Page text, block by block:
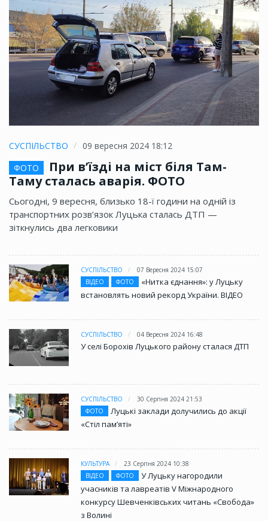
СУСПІЛЬСТВО
09 вересня 2024 18:12
ФОТО
При в’їзді на міст біля Там-
Таму сталась аварія. ФОТО
Сьогодні, 9 вересня, близько 18-ї години на одній із
транспортних розв’язок Луцька сталась ДТП —
зіткнулись два легковики
СУСПІЛЬСТВО
07 Вересня 2024 15:07
ВІДЕО
ФОТО
«Нитка єднання»: у Луцьку
встановлять новий рекорд України. ВІДЕО
СУСПІЛЬСТВО 04 Вересня 2024 16:48
У селі Борохів Луцького району сталася ДТП
СУСПІЛЬСТВО
30 Серпня 2024 21:53
ФОТО
Луцькі заклади долучились до акції
«Стіл памʼяті»
КУЛЬТУРА
23 Серпня 2024 10:38
ВІДЕО
ФОТО
У Луцьку нагородили
учасників та лавреатів V Міжнародного
конкурсу Шевченківських читань «Свобода»
з Волині